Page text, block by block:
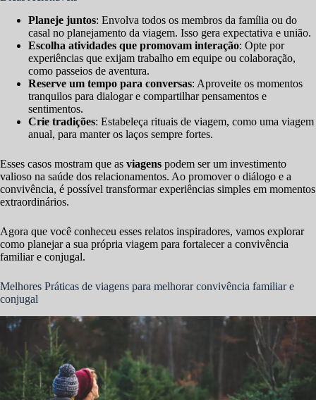
Planeje juntos: Envolva todos os membros da família ou do
casal no planejamento da viagem. Isso gera expectativa e união.
Escolha atividades que promovam interação: Opte por
experiências que exijam trabalho em equipe ou colaboração,
como passeios de aventura.
Reserve um tempo para conversas: Aproveite os momentos
tranquilos para dialogar e compartilhar pensamentos e
sentimentos.
Crie tradições: Estabeleça rituais de viagem, como uma viagem
anual, para manter os laços sempre fortes.
Esses casos mostram que as viagens podem ser um investimento
valioso na saúde dos relacionamentos. Ao promover o diálogo e a
convivência, é possível transformar experiências simples em momentos
extraordinários.
Agora que você conheceu esses relatos inspiradores, vamos explorar
como planejar a sua própria viagem para fortalecer a convivência
familiar e conjugal.
Melhores Práticas de viagens para melhorar convivência familiar e
conjugal